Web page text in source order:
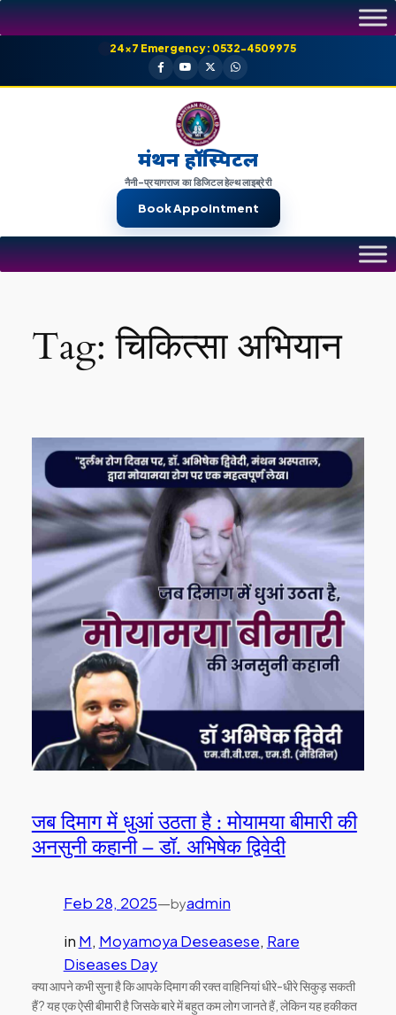
Skip
to
24×7 Emergency: 0532-4509975
मंथन हॉस्पिटल
नैनी-प्रयागराज का डिजिटल हेल्थ लाइब्रेरी
Book Appointment
Tag:चिकित्सा अभियान
जब दिमाग में धुआं उठता है : मोयामया बीमारी की
अनसुनी कहानी – डॉ. अभिषेक द्विवेदी
Feb 28, 2025—byadmin
in M, Moyamoya Deseasese, Rare
Diseases Day
क्या आपने कभी सुना है कि आपके दिमाग की रक्त वाहिनियां धीरे-धीरे सिकुड़ सकती
हैं? यह एक ऐसी बीमारी है जिसके बारे में बहुत कम लोग जानते हैं, लेकिन यह हकीकत